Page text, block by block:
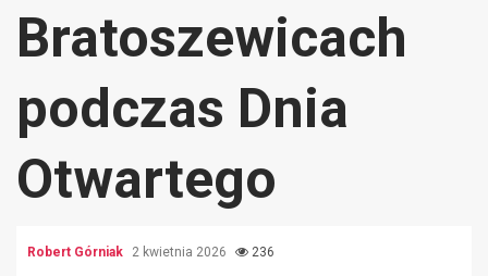
Bratoszewicach
podczas Dnia
Otwartego
Robert Górniak 2 kwietnia 2026 236